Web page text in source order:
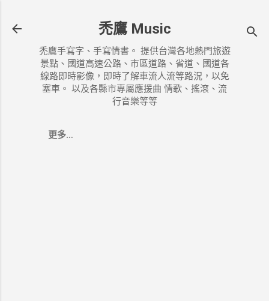
禿鷹 Music
禿鷹手寫字、手寫情書。 提供台灣各地熱門旅遊
景點、國道高速公路、市區道路、省道、國道各
線路即時影像，即時了解車流人流等路況，以免
塞車。 以及各縣市專屬應援曲 情歌、搖滾、流
行音樂等等
更多…